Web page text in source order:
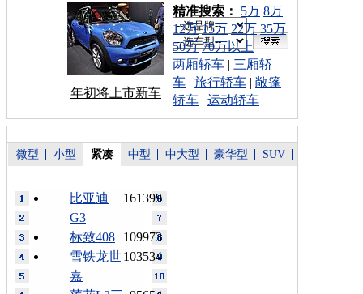
年初将上市新车
车型搜索：
精准搜索： 5万 8万
12万 15万 22万 35万
50万 70万以上
两厢轿车 | 三厢轿
车 | 旅行轿车 | 敞篷
轿车 | 运动轿车
微型 小型 紧凑 中型 中大型 豪华型 SUV
161399
比亚迪
G3
109973
标致408
103534
雪铁龙世
嘉